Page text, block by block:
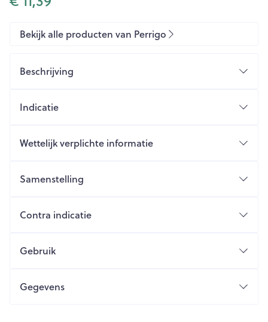
Bekijk alle producten van Perrigo
Beschrijving
Indicatie
Wettelijk verplichte informatie
Samenstelling
Contra indicatie
Gebruik
Gegevens